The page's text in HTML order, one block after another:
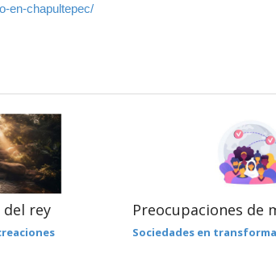
en-chapultepec/
rey Preocupaciones de
Sociedades en